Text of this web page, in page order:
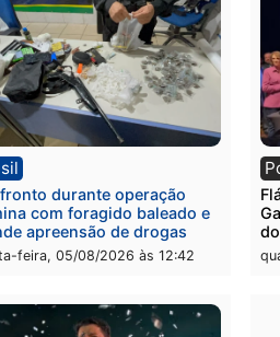
Brasil
TCE reúne candidatos ao
Governo e apresenta
diagnóstico que pode mudar os
rumos de Rondônia